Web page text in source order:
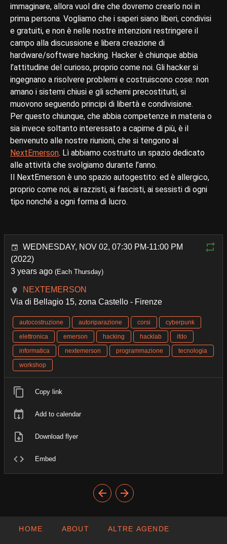
immaginare, allora vuol dire che dovremo crearlo noi in
prima persona. Vogliamo che i saperi siano liberi, condivisi
e gratuiti, e non è nelle nostre intenzioni restringere il
campo alla discussione e libera creazione di
hardware/software hacking. Hacker è chiunque abbia
l’attitudine del curioso, proprio come noi. Gli hacker si
ingegnano a risolvere problemi e costruiscono cose: non
amano i sistemi chiusi e gli schemi precostituiti, si
muovono seguendo principi di libertà e condivisione.
Per questo chiunque, che abbia competenze in materia o
sia invece soltanto interessato a capirne di più, è il
benvenuto alle nostre riunioni, che si tengono al
NextEmerson. Lì abbiamo costruito un spazio dedicato
alle attività che svolgiamo durante l’anno.
Il NextEmerson è uno spazio autogestito: ed è allergico,
proprio come noi, ai razzisti, ai fascisti, ai sessisti di ogni
tipo nonché a ogni forma di lucro.
WEDNESDAY, NOV 02, 07:30 PM-11:00 PM
(2022)
3 years ago (Each Thursday)
NEXTEMERSON
Via di Bellagio 15, zona Castello - Firenze
autocostruzione autoriparazione corsi
cyberpunk
elettronica
emerson hacking hacklab
ifdo
informatica
nextemerson programmazione
tecnologia
workshop
Copy link
Add to calendar
Download flyer
Embed
HOME ABOUT ALTRE AGENDE